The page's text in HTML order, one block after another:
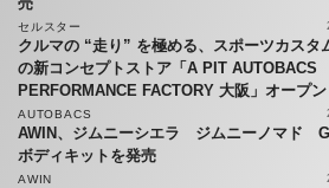
セルスター
クルマの “走り” を極める、スポーツカスタ
の新コンセプトストア「A PIT AUTOBACS
PERFORMANCE FACTORY 大阪」オープン
AUTOBACS
AWIN、ジムニーシエラ ジムニーノマド
ボディキットを発売
AWIN